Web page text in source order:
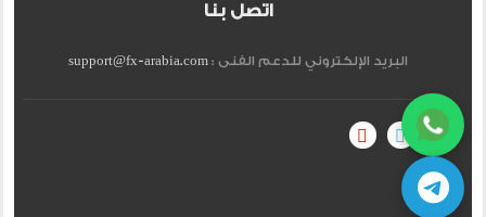
اتصل بنا
البريد الإلكتروني للدعم الفنى :support@fx-arabia.com